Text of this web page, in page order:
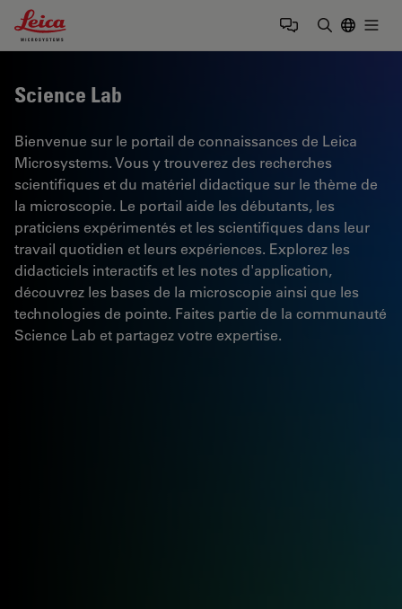
Leica Microsystems Logo
Science Lab
Bienvenue sur le portail de connaissances de Leica
Microsystems. Vous y trouverez des recherches
scientifiques et du matériel didactique sur le thème de
la microscopie. Le portail aide les débutants, les
praticiens expérimentés et les scientifiques dans leur
travail quotidien et leurs expériences. Explorez les
didacticiels interactifs et les notes d'application,
découvrez les bases de la microscopie ainsi que les
technologies de pointe. Faites partie de la communauté
Science Lab et partagez votre expertise.